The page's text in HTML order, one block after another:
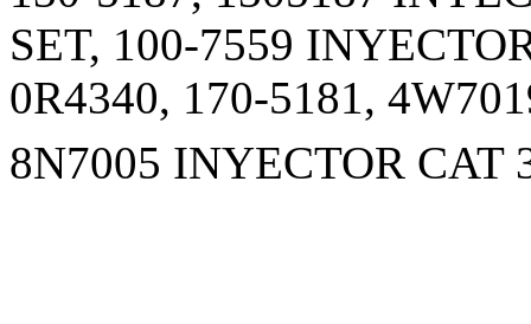
SET, 100-7559
0R4340, 170-5181,
8N7005 INYECTOR